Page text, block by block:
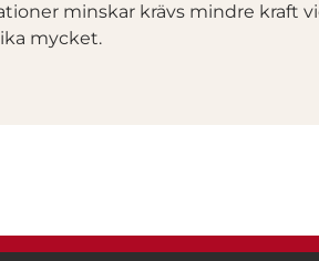
minskar krävs mindre kraft
mycket.